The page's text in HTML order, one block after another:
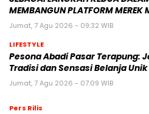
MEMBANGUN PLATFORM MEREK
Jumat, 7 Agu 2026 - 09:32 WIB
LIFESTYLE
Pesona Abadi Pasar Terapung:
Tradisi dan Sensasi Belanja Unik
Jumat, 7 Agu 2026 - 07:09 WIB
Pers Rilis